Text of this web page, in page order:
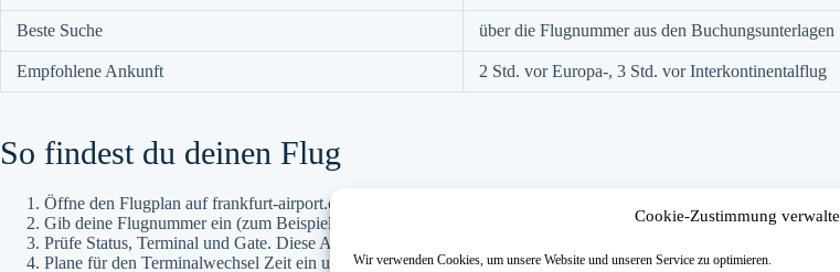
Cookie-Zustimmung
Wir verwenden Cookies, um unsere Website und unseren Service zu optimieren.
Beste Suche über die Flugnummer aus den Buchungsunterlagen
Empfohlene Ankunft 2 Std. vor Europa-, 3 Std. vor Interkontinentalflug
So findest du deinen Flug
Öffne den Flugplan auf frankfurt-airport.com und wähle Abflug oder Ankunft.
Gib deine Flugnummer ein (zum Beispiel LH 400) oder suche nach dem Zielort.
Prüfe Status, Terminal und Gate. Diese Angaben können sich kurzfristig ändern.
Plane für den Terminalwechsel Zeit ein und nutze den SkyLine oder die Busse.